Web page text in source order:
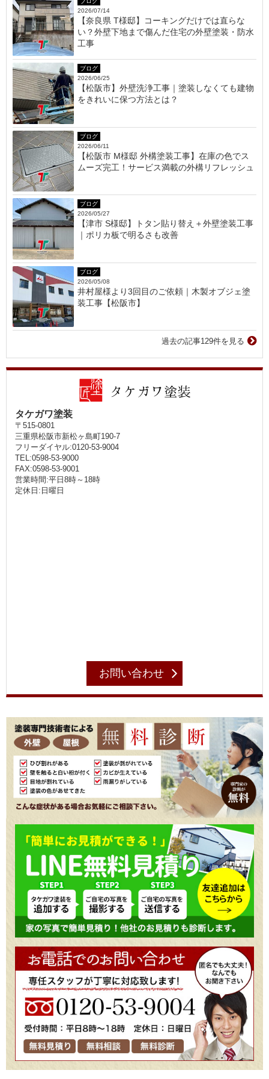
2026/07/14
【奈良県 T様邸】コーキングだけでは直らな
い？外壁下地まで傷んだ住宅の外壁塗装・防水
工事
ブログ
2026/06/25
【松阪市】外壁洗浄工事｜塗装しなくても建物
をきれいに保つ方法とは？
ブログ
2026/06/11
【松阪市 M様邸 外構塗装工事】在庫の色でス
ムーズ完工！サービス満載の外構リフレッシュ
ブログ
2026/05/27
【津市 S様邸】トタン貼り替え＋外壁塗装工事
｜ポリカ板で明るさも改善
ブログ
2026/05/08
井村屋様より3回目のご依頼｜木製オブジェ塗
装工事【松阪市】
過去の記事129件を見る
タケガワ塗装
〒515-0801
三重県松阪市新松ヶ島町190-7
フリーダイヤル:0120-53-9004
TEL:0598-53-9000
FAX:0598-53-9001
営業時間:平日8時～18時
定休日:日曜日
お問い合わせ